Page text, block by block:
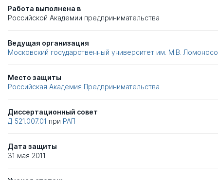
Работа выполнена в
Российской Академии предпринимательства
Ведущая организация
Московский государственный университет им. М.В.
Место защиты
Российская Академия Предпринимательства
Диссертационный совет
Д 521.007.01 при РАП
Дата защиты
31 мая 2011